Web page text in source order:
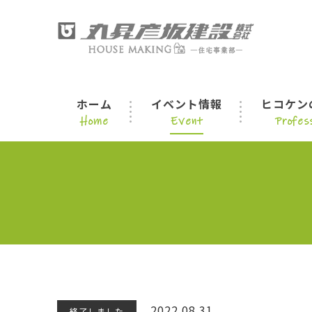
ホーム
Home
イベント情報
Event
ヒコケ